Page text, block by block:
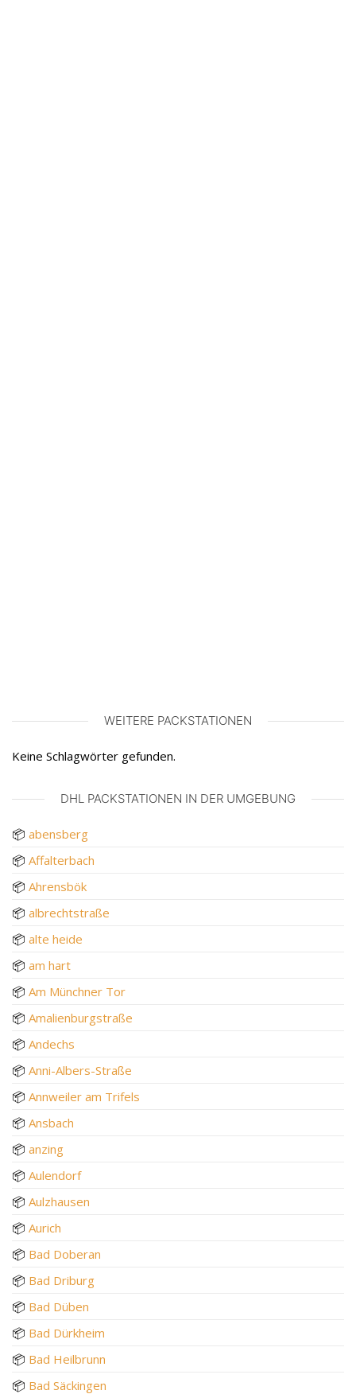
WEITERE PACKSTATIONEN
Keine Schlagwörter gefunden.
DHL PACKSTATIONEN IN DER UMGEBUNG
📦 abensberg
📦 Affalterbach
📦 Ahrensbök
📦 albrechtstraße
📦 alte heide
📦 am hart
📦 Am Münchner Tor
📦 Amalienburgstraße
📦 Andechs
📦 Anni-Albers-Straße
📦 Annweiler am Trifels
📦 Ansbach
📦 anzing
📦 Aulendorf
📦 Aulzhausen
📦 Aurich
📦 Bad Doberan
📦 Bad Driburg
📦 Bad Düben
📦 Bad Dürkheim
📦 Bad Heilbrunn
📦 Bad Säckingen